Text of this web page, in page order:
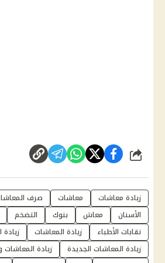
شارك
زيادة معاشات معاشات صرف
الأسنان
معاش بنوك التضخم
نقابات الأطباء
زيادة المعاشات
زيادة
زيادة المعاشات الجديدة
زيادة المعاشات